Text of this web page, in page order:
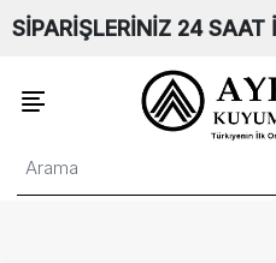
SİPARİŞLERİNİZ 24